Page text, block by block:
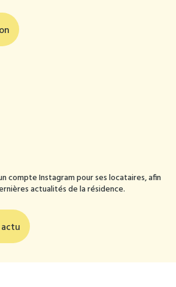
compte Instagram pour ses locataires, afin
actualités de la résidence.